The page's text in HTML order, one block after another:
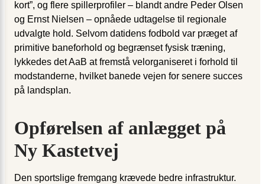
kort”, og flere spillerprofiler – blandt andre Peder Olsen
og Ernst Nielsen – opnåede udtagelse til regionale
udvalgte hold. Selvom datidens fodbold var præget af
primitive baneforhold og begrænset fysisk træning,
lykkedes det AaB at fremstå velorganiseret i forhold til
modstanderne, hvilket banede vejen for senere succes
på landsplan.
Opførelsen af anlægget på
Ny Kastetvej
Den sportslige fremgang krævede bedre infrastruktur.